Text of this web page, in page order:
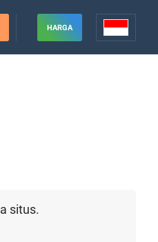
HARGA